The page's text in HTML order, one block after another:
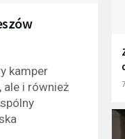
kamper
ale i również